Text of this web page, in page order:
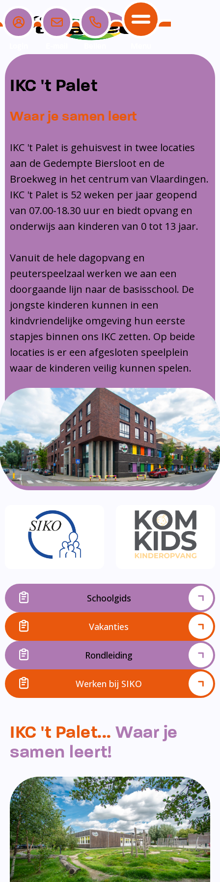
Home
School
Ons team
Schoolgids
Leerlingenzorg
Privacy
Vakanties en lesvrije dagen
Ouders
Ouders
Overblijf
Ouderraad
Medezeggenschapsraad
Klachtenregeling
Opvang
Opvang
Peuterspeelzaal
Buitenschoolse opvang
Communicatie
Communicatie
Contact
IKC 't Palet
Waar je samen leert
IKC 't Palet is gehuisvest in twee locaties
aan de Gedempte Biersloot en de
Broekweg in het centrum van Vlaardingen.
IKC 't Palet is 52 weken per jaar geopend
van 07.00-18.30 uur en biedt opvang en
onderwijs aan kinderen van 0 tot 13 jaar.
Vanuit de hele dagopvang en
peuterspeelzaal werken we aan een
doorgaande lijn naar de basisschool. De
jongste kinderen kunnen in een
kindvriendelijke omgeving hun eerste
stapjes binnen ons IKC zetten. Op beide
locaties is er een afgesloten speelplein
waar de kinderen veilig kunnen spelen.
Schoolgids
Vakanties
Rondleiding
Werken bij SIKO
IKC 't Palet... Waar je
samen leert!